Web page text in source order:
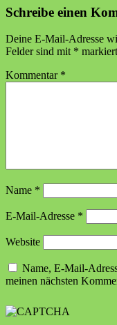
Schreibe einen
Deine E-Mail-Adresse
Felder sind mit * markiert
Kommentar *
Name *
E-Mail-Adresse *
Website
Name, E-Mail-
meinen nächsten